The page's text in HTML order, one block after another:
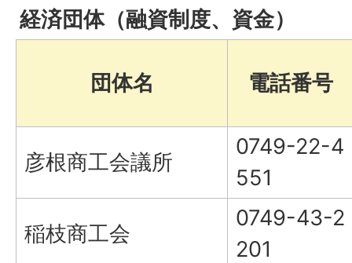
経済団体（融資制度、資金）
団体名 電話番号
彦根商工会議所
0749-22-4
551
稲枝商工会
0749-43-2
201